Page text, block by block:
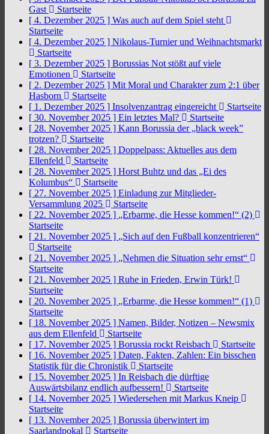
Gast
Startseite
[ 4. Dezember 2025 ] Was auch auf dem Spiel steht
Startseite
[ 4. Dezember 2025 ] Nikolaus-Turnier und Weihnachtsmarkt
Startseite
[ 3. Dezember 2025 ] Borussias Not stößt auf viele
Emotionen
Startseite
[ 2. Dezember 2025 ] Mit Moral und Charakter zum 2:1 über
Hasborn
Startseite
[ 1. Dezember 2025 ] Insolvenzantrag eingereicht
Startseite
[ 30. November 2025 ] Ein letztes Mal?
Startseite
[ 28. November 2025 ] Kann Borussia der „black week”
trotzen?
Startseite
[ 28. November 2025 ] Doppelpass: Aktuelles aus dem
Ellenfeld
Startseite
[ 28. November 2025 ] Horst Buhtz und das „Ei des
Kolumbus“
Startseite
[ 27. November 2025 ] Einladung zur Mitglieder-
Versammlung 2025
Startseite
[ 22. November 2025 ] „Erbarme, die Hesse kommen!“ (2)
Startseite
[ 21. November 2025 ] „Sich auf den Fußball konzentrieren“
Startseite
[ 21. November 2025 ] „Nehmen die Situation sehr ernst“
Startseite
[ 21. November 2025 ] Ruhe in Frieden, Erwin Türk!
Startseite
[ 20. November 2025 ] „Erbarme, die Hesse kommen!“ (1)
Startseite
[ 18. November 2025 ] Namen, Bilder, Notizen – Newsmix
aus dem Ellenfeld
Startseite
[ 17. November 2025 ] Borussia rockt Reisbach
Startseite
[ 16. November 2025 ] Daten, Fakten, Zahlen: Ein bisschen
Statistik für die Chronistik
Startseite
[ 15. November 2025 ] In Reisbach die dürftige
Auswärtsbilanz endlich aufbessern!
Startseite
[ 14. November 2025 ] Wiedersehen mit Markus Kneip
Startseite
[ 13. November 2025 ] Borussia überwintert im
Saarlandpokal
Startseite